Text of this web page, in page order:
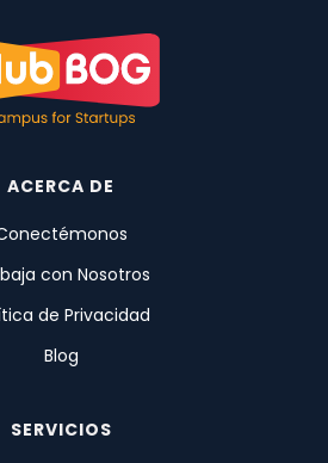
ACERCA DE
con Nosotros
de Privacidad
Blog
SERVICIOS